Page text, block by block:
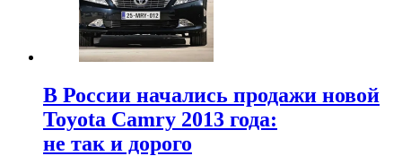
В России начались продажи новой
Toyota Camry 2013 года:
не так и дорого